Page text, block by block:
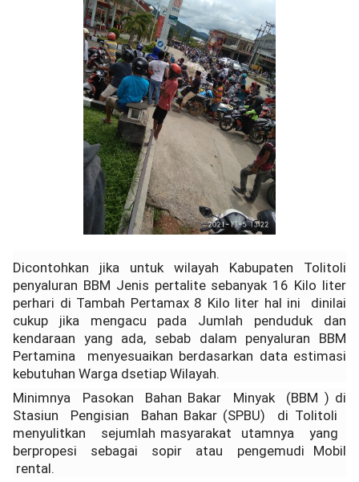
Dicontohkan jika untuk wilayah Kabupaten Tolitoli
penyaluran BBM Jenis pertalite sebanyak 16 Kilo liter
perhari di Tambah Pertamax 8 Kilo liter hal ini dinilai
cukup jika mengacu pada Jumlah penduduk dan
kendaraan yang ada, sebab dalam penyaluran BBM
Pertamina menyesuaikan berdasarkan data estimasi
kebutuhan Warga dsetiap Wilayah.
Minimnya Pasokan Bahan Bakar Minyak (BBM ) di
Stasiun Pengisian Bahan Bakar (SPBU) di Tolitoli
menyulitkan sejumlah masyarakat utamnya yang
berpropesi sebagai sopir atau pengemudi Mobil
rental.